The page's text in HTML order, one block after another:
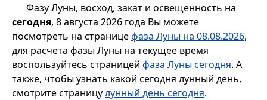
Фазу Луны, восход, закат и освещенность на
сегодня, 8 августа 2026 года Вы можете
посмотреть на страницефаза Луны на 08.08.2026,
для расчета фазы Луны на текущее время
воспользуйтесь страницей фаза Луны сегодня. А
также, чтобы узнать какой сегодня лунный день,
смотрите страницулунный день сегодня.